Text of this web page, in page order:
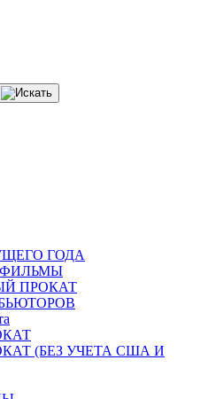
ГОДА
ПРОКАТ
(БЕЗ УЧЕТА США И